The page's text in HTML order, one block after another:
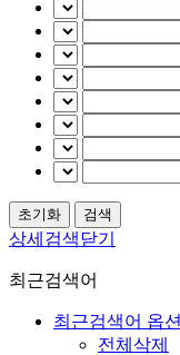
상세검색닫기
최근검색어
최근검색어 옵션
전체삭제